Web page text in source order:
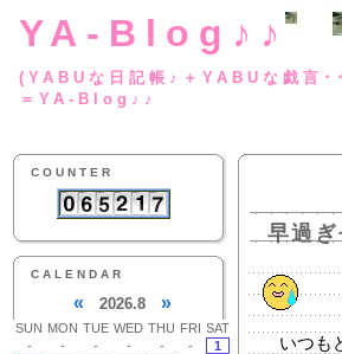
YA-Blog♪♪
(YABUな日記帳♪
＝YA-Blog♪♪
COUNTER
CALENDAR
« 2026.8 »
SUN MON TUE WED THU FRI SAT
-
- - - - -
1
早過
いつも